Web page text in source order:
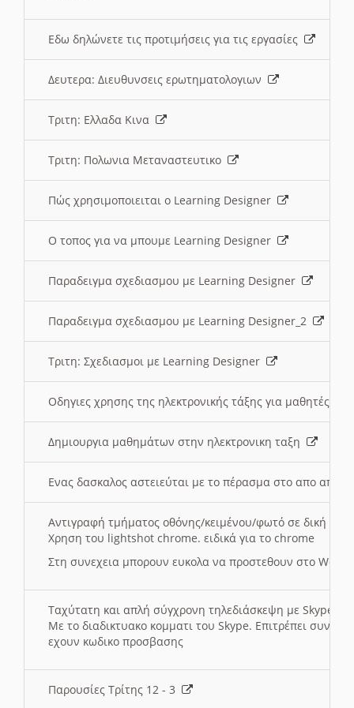
Εδω δηλώνετε τις προτιμήσεις για τις εργασίες
Δευτερα: Διευθυνσεις ερωτηματολογιων
Τριτη: Ελλαδα Κινα
Τριτη: Πολωνια Μεταναστευτικο
Πώς χρησιμοποιειται ο Learning Designer
O τοπος για να μπουμε Learning Designer
Παραδειγμα σχεδιασμου με Learning Designer
Παραδειγμα σχεδιασμου με Learning Designer_2
Τριτη: Σχεδιασμοι με Learning Designer
Οδηγιες χρησης της ηλεκτρονικής τάξης για μαθητές
Δημιουργια μαθημάτων στην ηλεκτρονικη ταξη
Ενας δασκαλος αστειεύται με το πέρασμα στο απο
Αντιγραφή τμήματος οθόνης/κειμένου/φωτό σε δική
Χρηση του lightshot chrome. ειδικά για το chrome
Στη συνεχεια μπορουν ευκολα να προστεθουν στο Word
Ταχύτατη και απλή σύγχρονη τηλεδιάσκεψη με Skype
Με το διαδικτυακο κομματι του Skype. Επιτρέπει
εχουν κωδικο προσβασης
Παρουσίες Τρίτης 12 - 3